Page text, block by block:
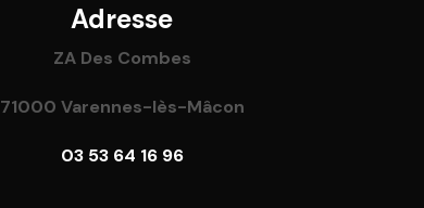
Adresse
ZA Des Combes
71000 Varennes-lès-Mâcon
03 53 64 16 96